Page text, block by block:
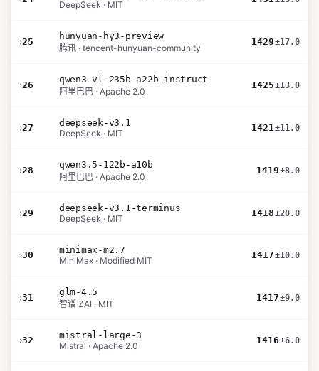
DeepSeek · MIT
›25
hunyuan-hy3-preview
腾讯 · tencent-hunyuan-community
1429±17.0
›26
qwen3-vl-235b-a22b-instruct
阿里巴巴 · Apache 2.0
1425±13.0
›27
deepseek-v3.1
DeepSeek · MIT
1421±11.0
›28
qwen3.5-122b-a10b
阿里巴巴 · Apache 2.0
1419±8.0
›29
deepseek-v3.1-terminus
DeepSeek · MIT
1418±20.0
›30
minimax-m2.7
MiniMax · Modified MIT
1417±10.0
›31
glm-4.5
智谱 ZAI · MIT
1417±9.0
›32
mistral-large-3
Mistral · Apache 2.0
1416±6.0